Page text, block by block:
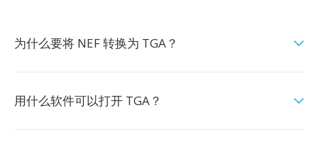
为什么要将 NEF 转换为 TGA？
用什么软件可以打开 TGA？